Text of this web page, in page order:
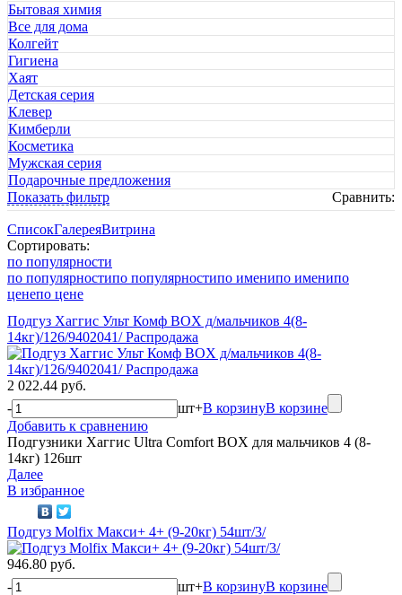
Бытовая химия
Все для дома
Колгейт
Гигиена
Хаят
Детская серия
Клевер
Кимберли
Косметика
Мужская серия
Подарочные предложения
Показать фильтр
Сравнить:
СписокГалереяВитрина
Сортировать:
по популярности
по популярностипо популярностипо именипо именипо
ценепо цене
Подгуз Хаггис Ульт Комф BOX д/мальчиков 4(8-
14кг)/126/9402041/ Распродажа
2 022.44 руб.
-
шт+В корзинуВ корзине
Добавить к сравнению
Подгузники Хаггис Ultra Comfort BOX для мальчиков 4 (8-
14кг) 126шт
Далее
В избранное
Подгуз Molfix Макси+ 4+ (9-20кг) 54шт/3/
946.80 руб.
-
шт+В корзинуВ корзине